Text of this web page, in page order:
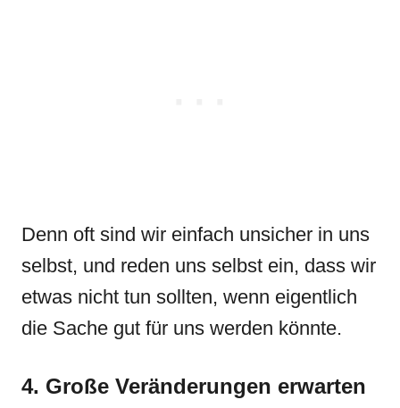
Denn oft sind wir einfach unsicher in uns
selbst, und reden uns selbst ein, dass wir
etwas nicht tun sollten, wenn eigentlich
die Sache gut für uns werden könnte.
4. Große Veränderungen erwarten